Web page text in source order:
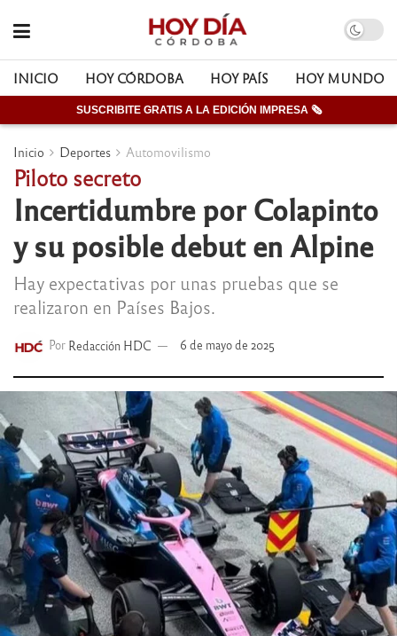
INICIO HOY CÓRDOBA HOY PAÍS HOY MUNDO
SUSCRIBITE GRATIS A LA EDICIÓN IMPRESA 🗞
Inicio Deportes Automovilismo
Piloto secreto
Incertidumbre por Colapinto
y su posible debut en Alpine
Hay expectativas por unas pruebas que se
realizaron en Países Bajos.
Por Redacción HDC 6 de mayo de 2025